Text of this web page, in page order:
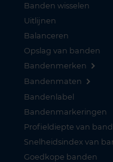
Banden wisselen
Uitlijnen
Balanceren
Opslag van banden
Bandenmerken
Bandenmaten
Bandenlabel
Bandenmarkeringen
Profieldiepte van
Snelheidsindex van
Goedkope banden